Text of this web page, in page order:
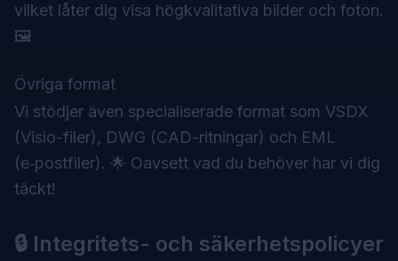
vilket låter dig visa högkvalitativa bilder och foton.
🖼️
Övriga format
Vi stödjer även specialiserade format som VSDX
(Visio-filer), DWG (CAD-ritningar) och EML
(e‑postfiler). 🌟 Oavsett vad du behöver har vi dig
täckt!
🔒 Integritets- och säkerhetspolicyer